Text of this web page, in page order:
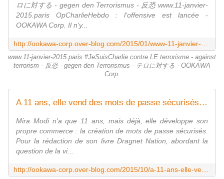
ロに対する - gegen den Terrorismus - 反恐 www.11-janvier-
2015.paris OpCharlieHebdo : l'offensive est lancée -
OOKAWA Corp. Il n'y...
www.11-janvier-2015.paris #JeSuisCharlie contre LE terrorisme - against
terrorism - 反恐 - gegen den Terrorismus - テロに対する - OOKAWA
Corp.
A 11 ans, elle vend des mots de passe sécurisés pour 2 dollars - OOKAWA Corp.
Mira Modi n'a que 11 ans, mais déjà, elle développe son
propre commerce : la création de mots de passe sécurisés.
Pour la rédaction de son livre Dragnet Nation, abordant la
question de la vi...